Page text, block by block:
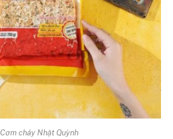
Cơm cháy Nhật Quỳnh